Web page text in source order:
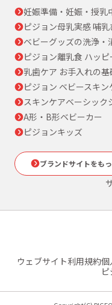
妊娠準備・妊娠・授乳
ピジョン母乳実感 哺乳
ベビーグッズの洗浄・
ピジョン離乳食 ハッ
乳歯ケア お手入れの
ピジョン ベビースキン
スキンケアベーシック
A形・B形ベビーカー
ピジョンキッズ
ブランドサイトをも
ウェブサイト利用規約個